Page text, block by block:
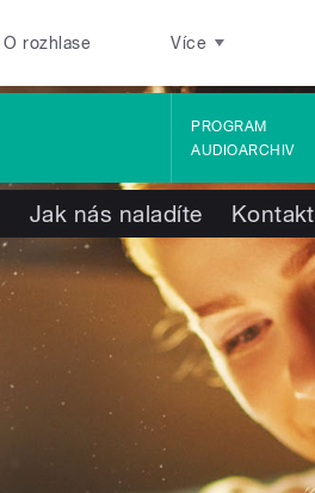
O rozhlase Více
PROGRAM
AUDIOARCHIV
Jak nás naladíte Kontakt